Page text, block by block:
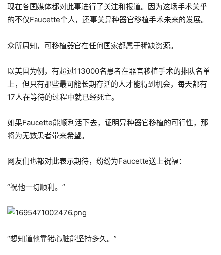
现在各国媒体都对此事进行了关注和报道。因为这场手术关乎
的不仅Faucette个人，还事关异种器官移植手术未来的发展。
众所周知，可移植器官在任何国家都属于稀缺资源。
以美国为例，有超过113000名患者在器官移植手术的排队名单
上，但只有那些最可能长期存活的人才能得到机会，每天都有
17人在等待的过程中就已经死亡。
如果Faucette能顺利活下去，证明异种器官移植的可行性，那
将为无数患者带来希望。
网友们也都对此表示期待，纷纷为Faucette送上祝福：
“祝他一切顺利。”
“想知道他靠猪心脏能坚持多久。”